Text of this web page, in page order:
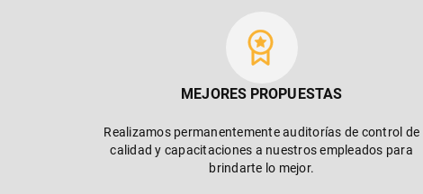
MEJORES PROPUESTAS
Realizamos permanentemente auditorías de control de
calidad y capacitaciones a nuestros empleados para
brindarte lo mejor.